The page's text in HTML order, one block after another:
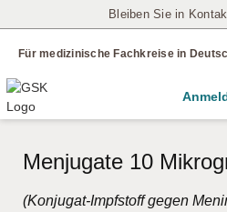
Bleiben Sie in
Für medizinische Fachkreise in
Menjugate 10
(Konjugat-Impfstoff gegen